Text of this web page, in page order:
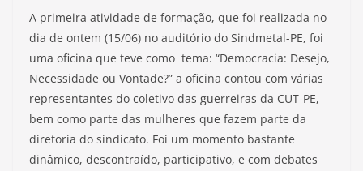
A primeira atividade de formação, que foi realizada no
dia de ontem (15/06) no auditório do Sindmetal-PE, foi
uma oficina que teve como tema: “Democracia: Desejo,
Necessidade ou Vontade?” a oficina contou com várias
representantes do coletivo das guerreiras da CUT-PE,
bem como parte das mulheres que fazem parte da
diretoria do sindicato. Foi um momento bastante
dinâmico, descontraído, participativo, e com debates